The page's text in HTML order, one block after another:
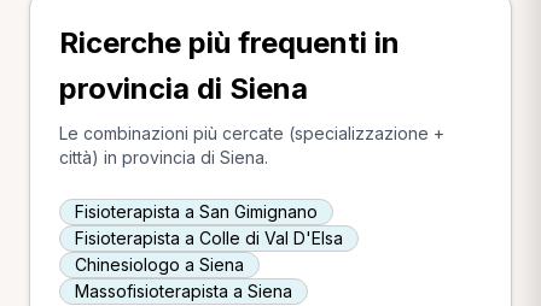
Ricerche più frequenti in
provincia di Siena
Le combinazioni più cercate (specializzazione +
città) in provincia di Siena.
Fisioterapista a San Gimignano
Fisioterapista a Colle di Val D'Elsa
Chinesiologo a Siena
Massofisioterapista a Siena